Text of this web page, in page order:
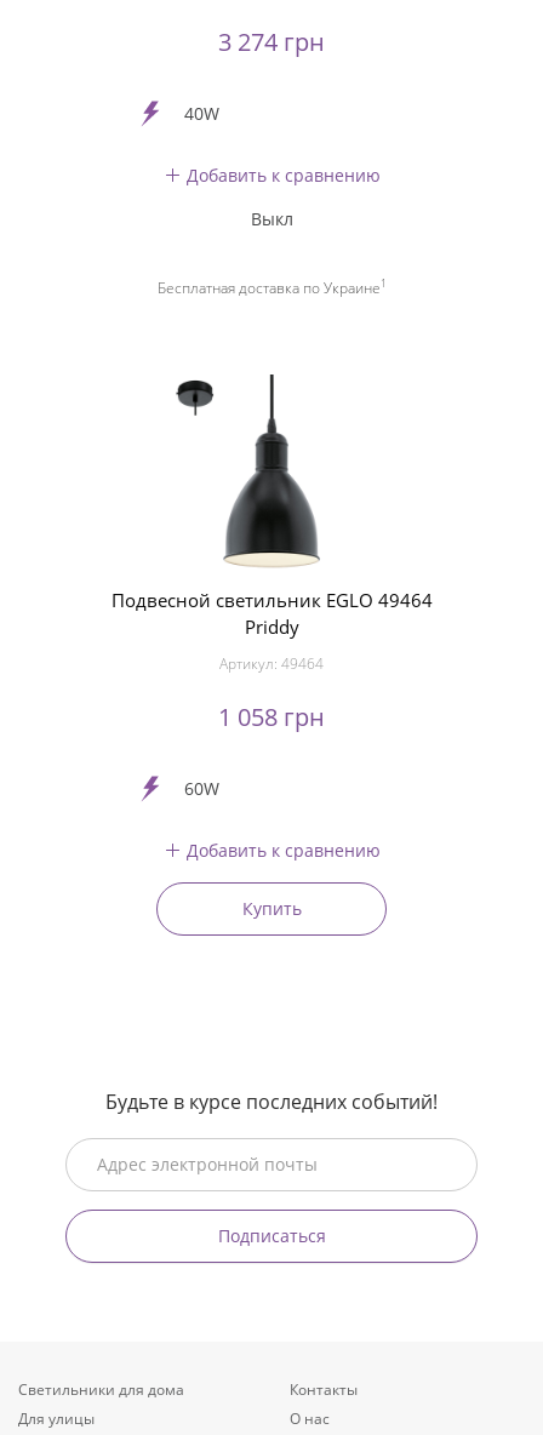
3 274 грн
40W
Добавить к сравнению
Выкл
Бесплатная доставка по Украине1
Подвесной светильник EGLO 49464
Priddy
Артикул: 49464
1 058 грн
60W
Добавить к сравнению
Купить
Будьте в курсе последних событий!
Подписаться
Светильники для дома
Для улицы
Контакты
О нас